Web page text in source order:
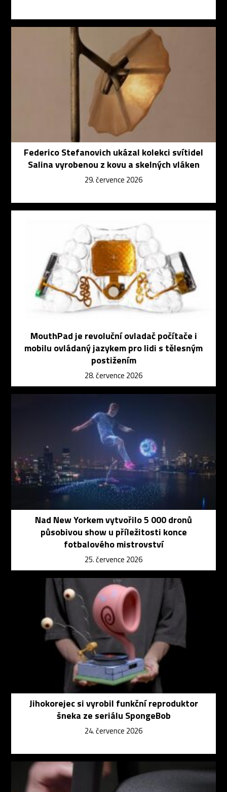
Federico Stefanovich ukázal kolekci svítidel
Salina vyrobenou z kovu a skelných vláken
29. července 2026
MouthPad je revoluční ovladač počítače i
mobilu ovládaný jazykem pro lidi s tělesným
postižením
28. července 2026
Nad New Yorkem vytvořilo 5 000 dronů
působivou show u příležitosti konce
fotbalového mistrovství
25. července 2026
Jihokorejec si vyrobil funkční reproduktor
šneka ze seriálu SpongeBob
24. července 2026